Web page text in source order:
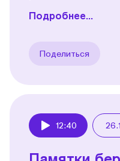
Подробнее...
Поделиться
12:40